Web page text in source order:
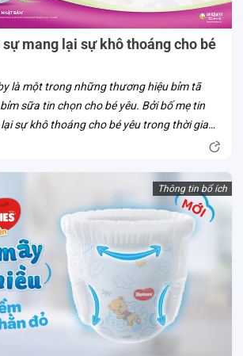
mang lại sự khô thoáng cho bé
là một trong những thương hiệu bỉm tã
sữa tin chọn cho bé yêu. Bởi bố mẹ tin
sự khô thoáng cho bé yêu trong thời gian
có thật sự sở hữu ưu điểm vượt trội
Thông tin bổ ích